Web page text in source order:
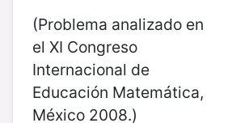
(Problema analizado en
el XI Congreso
Internacional de
Educación Matemática,
México 2008.)